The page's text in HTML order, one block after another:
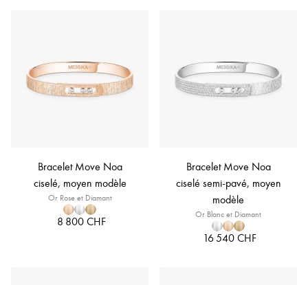
Bracelet Move Noa
ciselé, moyen modèle
Or Rose et Diamant
8 800 CHF
Bracelet Move Noa
ciselé semi-pavé, moyen
modèle
Or Blanc et Diamant
16 540 CHF